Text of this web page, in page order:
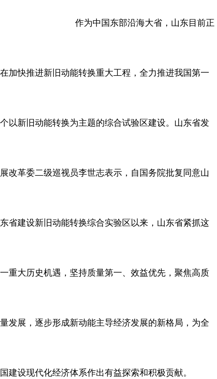
作为中国东部沿海大省，山东目前正
在加快推进新旧动能转换重大工程，全力推进我国第一
个以新旧动能转换为主题的综合试验区建设。山东省发
展改革委二级巡视员李世志表示，自国务院批复同意山
东省建设新旧动能转换综合实验区以来，山东省紧抓这
一重大历史机遇，坚持质量第一、效益优先，聚焦高质
量发展，逐步形成新动能主导经济发展的新格局，为全
国建设现代化经济体系作出有益探索和积极贡献。